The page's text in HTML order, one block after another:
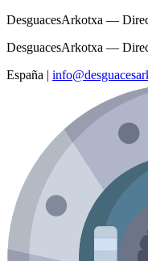
DesguacesArkotxa —
DesguacesArkotxa —
España |